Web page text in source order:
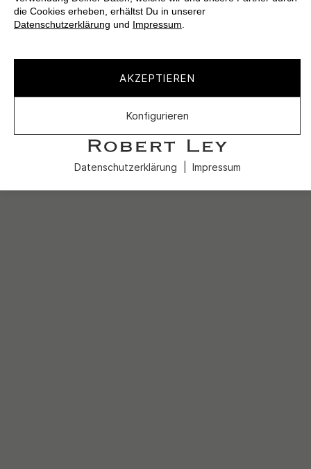
die Cookies erheben, erhältst Du in unserer
Datenschutzerklärung und Impressum.
AKZEPTIEREN
Konfigurieren
Datenschutzerklärung Impressum